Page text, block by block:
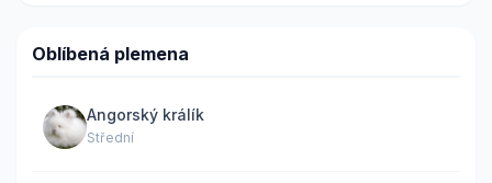
Oblíbená plemena
Angorský králík
Střední